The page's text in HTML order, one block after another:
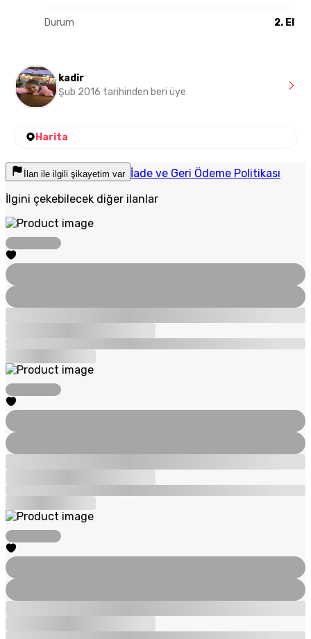
Durum 2. El
kadir
Şub 2016 tarihinden beri üye
Harita
İlan ile ilgili şikayetim var İade ve Geri Ödeme Politikası
İlgini çekebilecek diğer ilanlar